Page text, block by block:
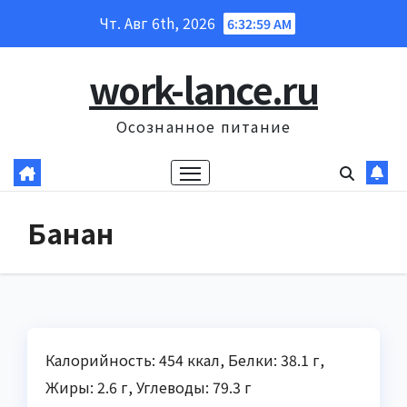
Чт. Авг 6th, 2026 6:33:00 AM
work-lance.ru
Осознанное питание
Банан
Калорийность: 454 ккал, Белки: 38.1 г,
Жиры: 2.6 г, Углеводы: 79.3 г